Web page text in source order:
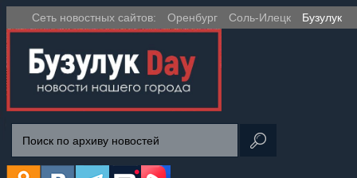
Сеть новостных сайтов: Оренбург Соль-Илецк Бузулук